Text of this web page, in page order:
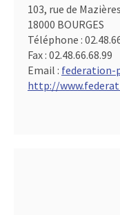
103, rue de Mazières
18000 BOURGES
Téléphone :
Fax : 02.48.66.68.99
Email : federation-
http://